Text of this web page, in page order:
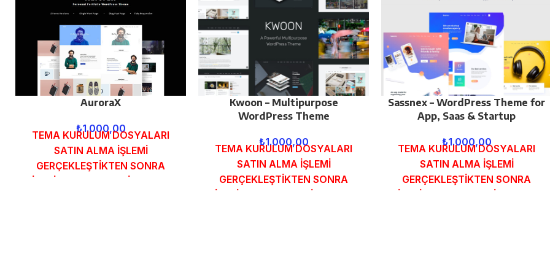
AuroraX
₺1.000,00
TEMA KURULUM DOSYALARI
SATIN ALMA İŞLEMİ
GERÇEKLEŞTİKTEN SONRA
SİPARİŞ FORMUNDAKİ E-POSTA
Kwoon – Multipurpose
WordPress Theme
₺1.000,00
TEMA KURULUM DOSYALARI
SATIN ALMA İŞLEMİ
GERÇEKLEŞTİKTEN SONRA
SİPARİŞ FORMUNDAKİ E-POSTA
Sassnex – WordPress Theme for
App, Saas & Startup
₺1.000,00
TEMA KURULUM DOSYALARI
SATIN ALMA İŞLEMİ
GERÇEKLEŞTİKTEN SONRA
SİPARİŞ FORMUNDAKİ E-POSTA